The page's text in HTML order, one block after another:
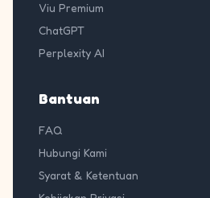
Viu Premium
ChatGPT
Perplexity AI
Bantuan
FAQ
Hubungi Kami
Syarat & Ketentuan